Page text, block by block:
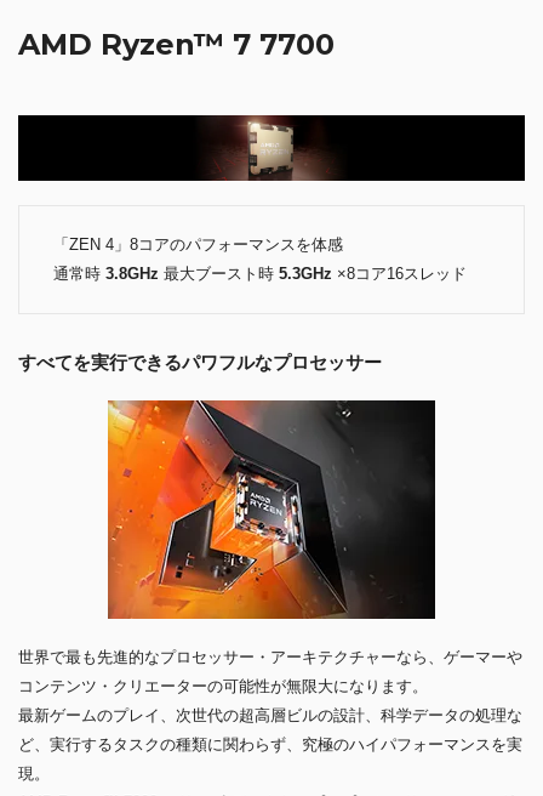
AMD Ryzen™ 7 7700
「ZEN 4」8コアのパフォーマンスを体感
通常時 3.8GHz 最大ブースト時 5.3GHz ×8コア16スレッド
すべてを実行できるパワフルなプロセッサー
世界で最も先進的なプロセッサー・アーキテクチャーなら、ゲーマーや
コンテンツ・クリエーターの可能性が無限大になります。
最新ゲームのプレイ、次世代の超高層ビルの設計、科学データの処理な
ど、実行するタスクの種類に関わらず、究極のハイパフォーマンスを実
現。